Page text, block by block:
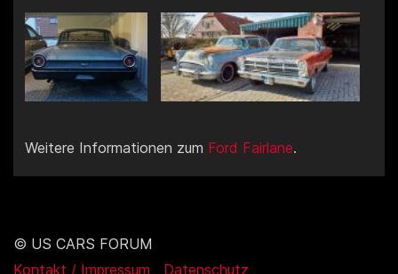
Weitere Informationen zum Ford Fairlane.
© US CARS FORUM
Kontakt / Impressum
Datenschutz